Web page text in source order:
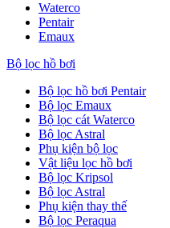
Waterco
Pentair
Emaux
Bộ lọc hồ bơi
Bộ lọc hồ bơi Pentair
Bộ lọc Emaux
Bộ lọc cát Waterco
Bộ lọc Astral
Phụ kiện bộ lọc
Vật liệu lọc hồ bơi
Bộ lọc Kripsol
Bộ lọc Astral
Phụ kiện thay thế
Bộ lọc Peraqua